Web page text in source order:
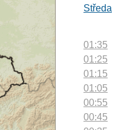
Středa
01:35
01:25
01:15
01:05
00:55
00:45